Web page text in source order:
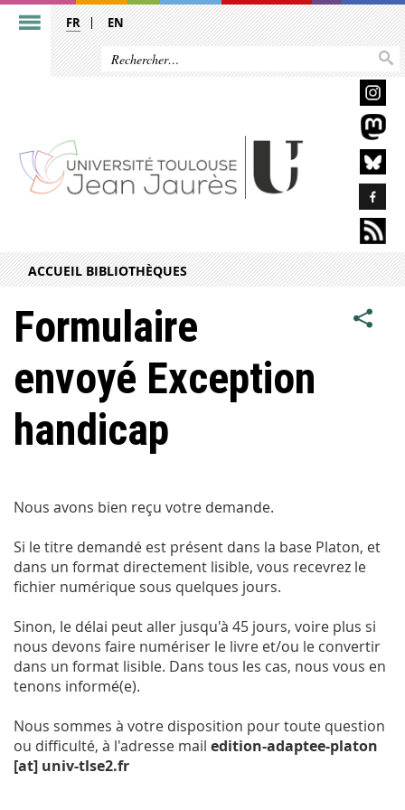
FR EN
ACCUEIL BIBLIOTHÈQUES
Formulaire
envoyé Exception
handicap
Nous avons bien reçu votre demande.
Si le titre demandé est présent dans la base Platon, et
dans un format directement lisible, vous recevrez le
fichier numérique sous quelques jours.
Sinon, le délai peut aller jusqu'à 45 jours, voire plus si
nous devons faire numériser le livre et/ou le convertir
dans un format lisible. Dans tous les cas, nous vous en
tenons informé(e).
Nous sommes à votre disposition pour toute question
ou difficulté, à l'adresse mail edition-adaptee-platon
[at] univ-tlse2.fr